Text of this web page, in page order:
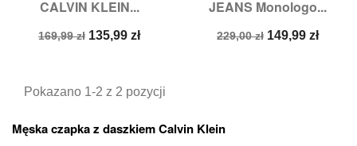
CALVIN KLEIN...
Cena
169,99 zł Cena
135,99 zł
JEANS Monologo...
Cena
229,00 zł Cena
149,99 zł
Pokazano 1-2 z 2 pozycji
Męska czapka z daszkiem Calvin Klein